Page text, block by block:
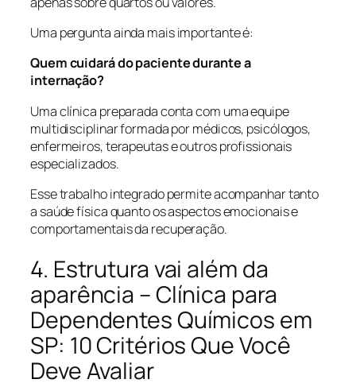
Uma pergunta ainda mais importante é:
Quem cuidará do paciente durante a
internação?
Uma clínica preparada conta com uma equipe
multidisciplinar formada por médicos, psicólogos,
enfermeiros, terapeutas e outros profissionais
especializados.
Esse trabalho integrado permite acompanhar tanto
a saúde física quanto os aspectos emocionais e
comportamentais da recuperação.
4. Estrutura vai além da
aparência – Clínica para
Dependentes Químicos em
SP: 10 Critérios Que Você
Deve Avaliar